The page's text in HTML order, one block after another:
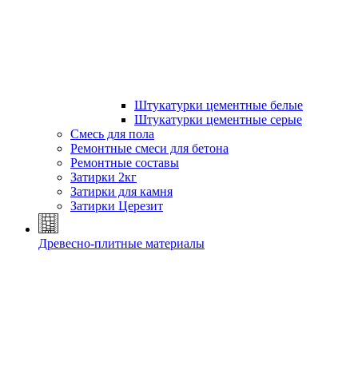
Штукатурки цементные белые
Штукатурки цементные серые
Смесь для пола
Ремонтные смеси для бетона
Ремонтные составы
Затирки 2кг
Затирки для камня
Затирки Церезит
Древесно-плитные материалы